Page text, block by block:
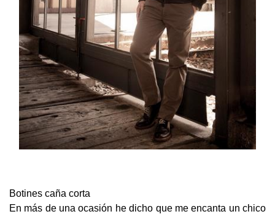
Botines caña corta
En más de una ocasión he dicho que me encanta un chico